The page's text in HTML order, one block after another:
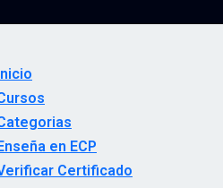
en ECP
Certificado